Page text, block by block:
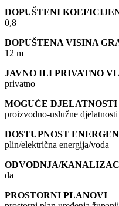
DOPUŠTENI
0,8
DOPUŠTENA VISINA
12 m
JAVNO ILI PRIVATNO
privatno
MOGUĆE DJELATNOSTI
proizvodno-uslužne djelatnosti
DOSTUPNOST
plin/električna energija/voda
ODVODNJA/
da
PROSTORNI PLANOVI